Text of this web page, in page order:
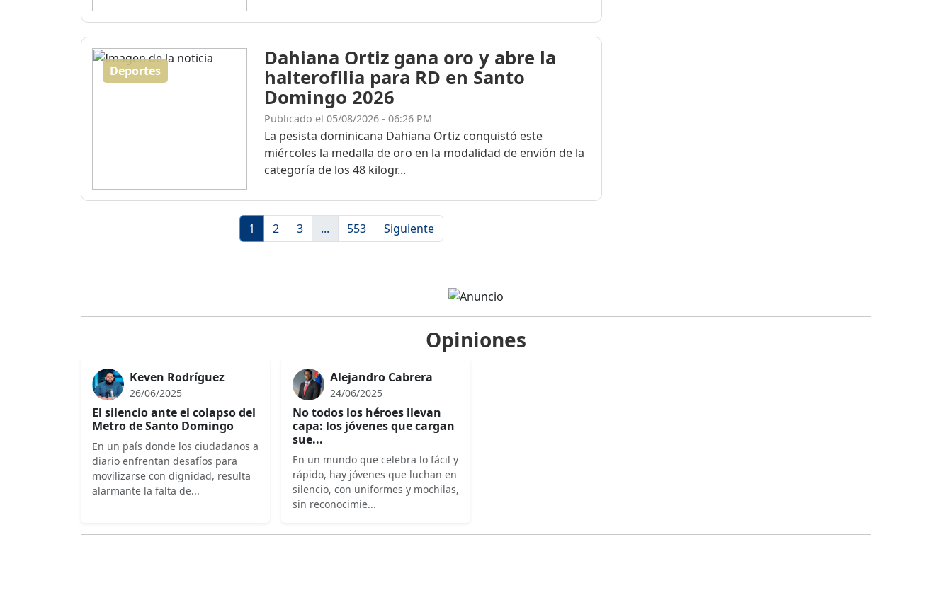
Deportes
Dahiana Ortiz gana oro y abre la
halterofilia para RD en Santo
Domingo 2026
Publicado el 05/08/2026 - 06:26 PM
La pesista dominicana Dahiana Ortiz conquistó este
miércoles la medalla de oro en la modalidad de envión de la
categoría de los 48 kilogr...
1 2 3 ... 553 Siguiente
Opiniones
Keven Rodríguez
26/06/2025
El silencio ante el colapso del
Metro de Santo Domingo
En un país donde los ciudadanos a
diario enfrentan desafíos para
movilizarse con dignidad, resulta
alarmante la falta de...
Alejandro Cabrera
24/06/2025
No todos los héroes llevan
capa: los jóvenes que cargan
sue...
En un mundo que celebra lo fácil y
rápido, hay jóvenes que luchan en
silencio, con uniformes y mochilas,
sin reconocimie...